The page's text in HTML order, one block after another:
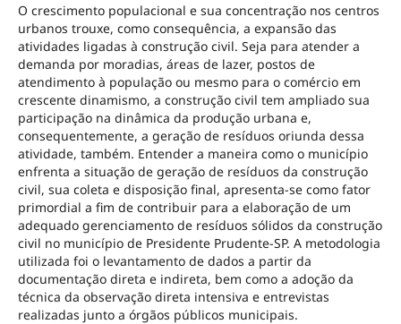
O crescimento populacional e sua concentração nos centros
urbanos trouxe, como consequência, a expansão das
atividades ligadas à construção civil. Seja para atender a
demanda por moradias, áreas de lazer, postos de
atendimento à população ou mesmo para o comércio em
crescente dinamismo, a construção civil tem ampliado sua
participação na dinâmica da produção urbana e,
consequentemente, a geração de resíduos oriunda dessa
atividade, também. Entender a maneira como o município
enfrenta a situação de geração de resíduos da construção
civil, sua coleta e disposição final, apresenta-se como fator
primordial a fim de contribuir para a elaboração de um
adequado gerenciamento de resíduos sólidos da construção
civil no município de Presidente Prudente-SP. A metodologia
utilizada foi o levantamento de dados a partir da
documentação direta e indireta, bem como a adoção da
técnica da observação direta intensiva e entrevistas
realizadas junto a órgãos públicos municipais.